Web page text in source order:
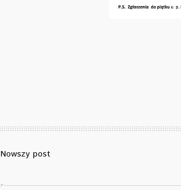
Nowszy post